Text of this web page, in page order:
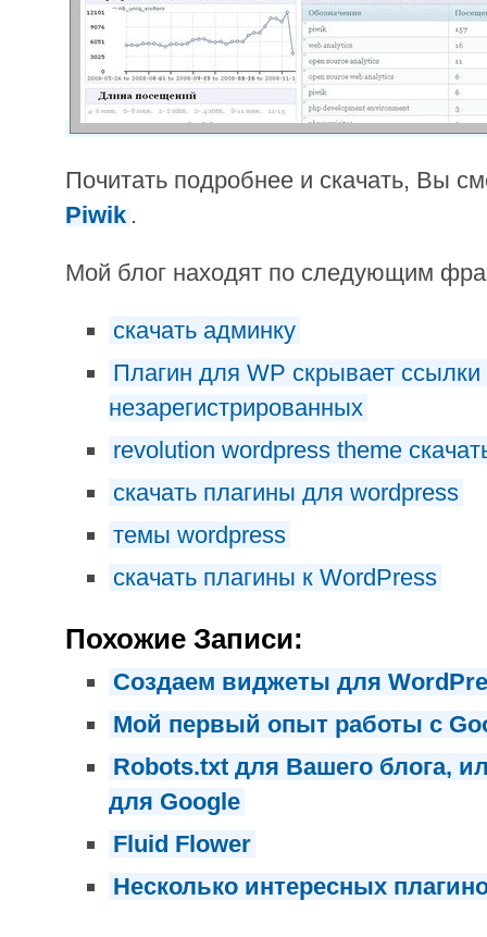
Почитать подробнее и скачать, Вы
Piwik .
Мой блог находят по следующим
скачать админку
Плагин для WP скрывает ссылки
незарегистрированных
revolution wordpress theme
скачать плагины для wordpress
темы wordpress
скачать плагины к WordPress
Похожие Записи:
Создаем виджеты для
Мой первый опыт работы с
Robots.txt для Вашего блога,
для Google
Fluid Flower
Несколько интересных